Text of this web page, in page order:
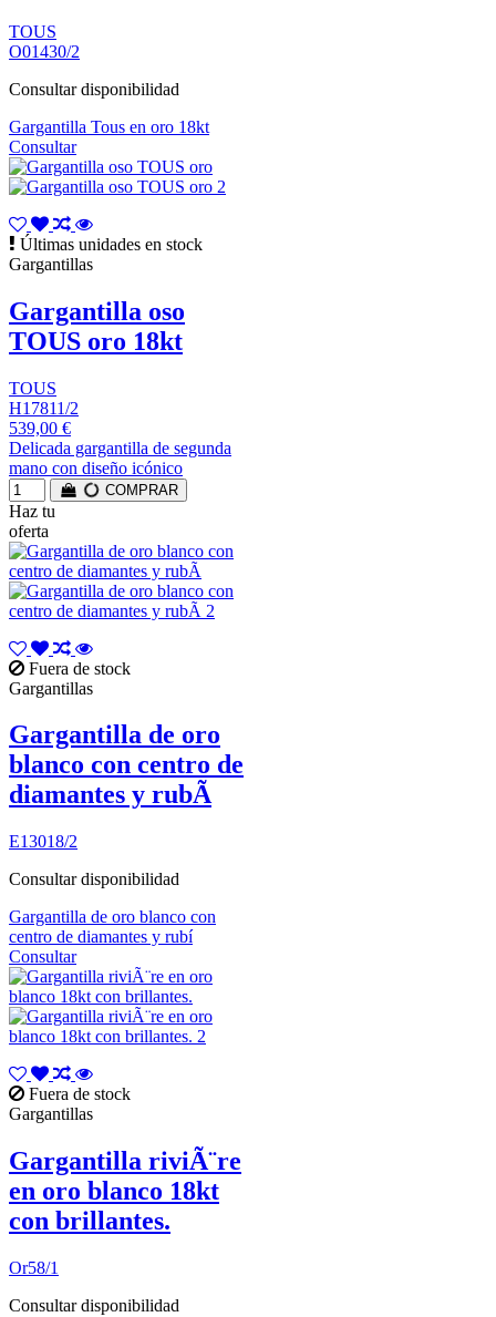
TOUS
O01430/2
Consultar disponibilidad
Gargantilla Tous en oro 18kt
Consultar
Últimas unidades en stock
Gargantillas
Gargantilla oso
TOUS oro 18kt
TOUS
H17811/2
539,00 €
Delicada gargantilla de segunda
mano con diseño icónico
COMPRAR
Haz tu
oferta
Fuera de stock
Gargantillas
Gargantilla de oro
blanco con centro de
diamantes y rubÃ­
E13018/2
Consultar disponibilidad
Gargantilla de oro blanco con
centro de diamantes y rubí
Consultar
Fuera de stock
Gargantillas
Gargantilla riviÃ¨re
en oro blanco 18kt
con brillantes.
Or58/1
Consultar disponibilidad